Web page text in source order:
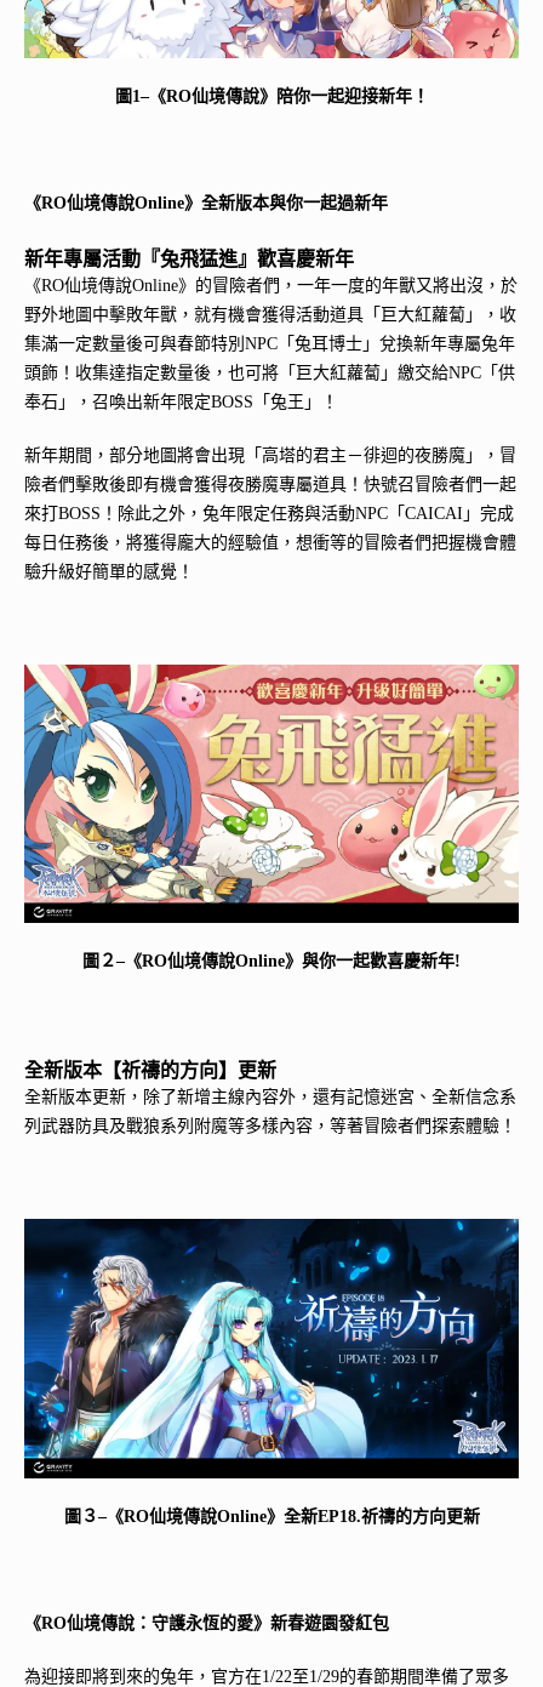
圖1–《RO仙境傳說》陪你一起迎接新年！
《RO仙境傳說Online》全新版本與你一起過新年
新年專屬活動『兔飛猛進』歡喜慶新年
《RO仙境傳說Online》的冒險者們，一年一度的年獸又將出沒，於
野外地圖中擊敗年獸，就有機會獲得活動道具「巨大紅蘿蔔」，收
集滿一定數量後可與春節特別NPC「兔耳博士」兌換新年專屬兔年
頭飾！收集達指定數量後，也可將「巨大紅蘿蔔」繳交給NPC「供
奉石」，召喚出新年限定BOSS「兔王」！
新年期間，部分地圖將會出現「高塔的君主－徘迴的夜勝魔」，冒
險者們擊敗後即有機會獲得夜勝魔專屬道具！快號召冒險者們一起
來打BOSS！除此之外，兔年限定任務與活動NPC「CAICAI」完成
每日任務後，將獲得龐大的經驗值，想衝等的冒險者們把握機會體
驗升級好簡單的感覺！
圖２–《RO仙境傳說Online》與你一起歡喜慶新年!
全新版本【祈禱的方向】更新
全新版本更新，除了新增主線內容外，還有記憶迷宮、全新信念系
列武器防具及戰狼系列附魔等多樣內容，等著冒險者們探索體驗！
圖３–《RO仙境傳說Online》全新EP18.祈禱的方向更新
《RO仙境傳說：守護永恆的愛》新春遊園發紅包
為迎接即將到來的兔年，官方在1/22至1/29的春節期間準備了眾多